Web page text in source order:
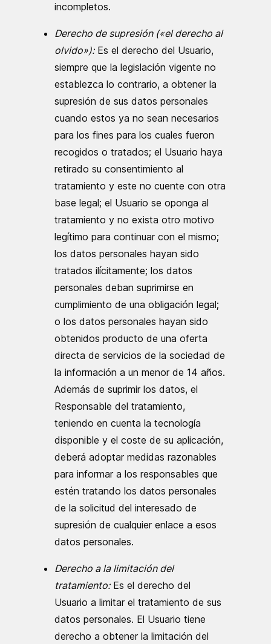
incompletos.
Derecho de supresión («el derecho al
olvido»):Es el derecho del Usuario,
siempre que la legislación vigente no
establezca lo contrario, a obtener la
supresión de sus datos personales
cuando estos ya no sean necesarios
para los fines para los cuales fueron
recogidos o tratados; el Usuario haya
retirado su consentimiento al
tratamiento y este no cuente con otra
base legal; el Usuario se oponga al
tratamiento y no exista otro motivo
legítimo para continuar con el mismo;
los datos personales hayan sido
tratados ilícitamente; los datos
personales deban suprimirse en
cumplimiento de una obligación legal;
o los datos personales hayan sido
obtenidos producto de una oferta
directa de servicios de la sociedad de
la información a un menor de 14 años.
Además de suprimir los datos, el
Responsable del tratamiento,
teniendo en cuenta la tecnología
disponible y el coste de su aplicación,
deberá adoptar medidas razonables
para informar a los responsables que
estén tratando los datos personales
de la solicitud del interesado de
supresión de cualquier enlace a esos
datos personales.
Derecho a la limitación del
tratamiento:Es el derecho del
Usuario a limitar el tratamiento de sus
datos personales. El Usuario tiene
derecho a obtener la limitación del